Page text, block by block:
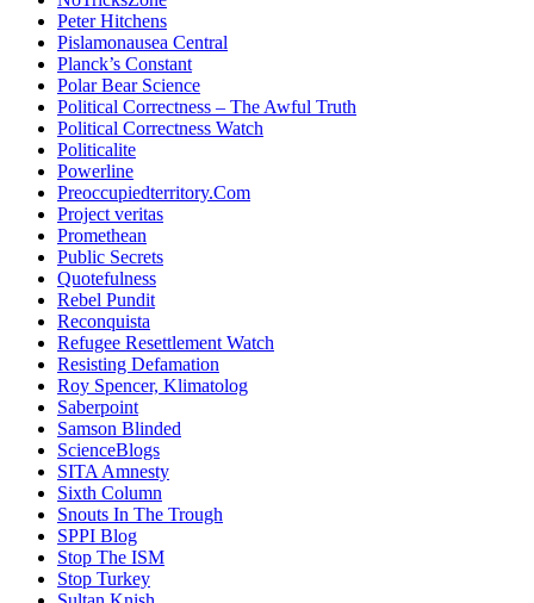
Peter Hitchens
Pislamonausea Central
Planck’s Constant
Polar Bear Science
Political Correctness – The Awful Truth
Political Correctness Watch
Politicalite
Powerline
Preoccupiedterritory.Com
Project veritas
Promethean
Public Secrets
Quotefulness
Rebel Pundit
Reconquista
Refugee Resettlement Watch
Resisting Defamation
Roy Spencer, Klimatolog
Saberpoint
Samson Blinded
ScienceBlogs
SITA Amnesty
Sixth Column
Snouts In The Trough
SPPI Blog
Stop The ISM
Stop Turkey